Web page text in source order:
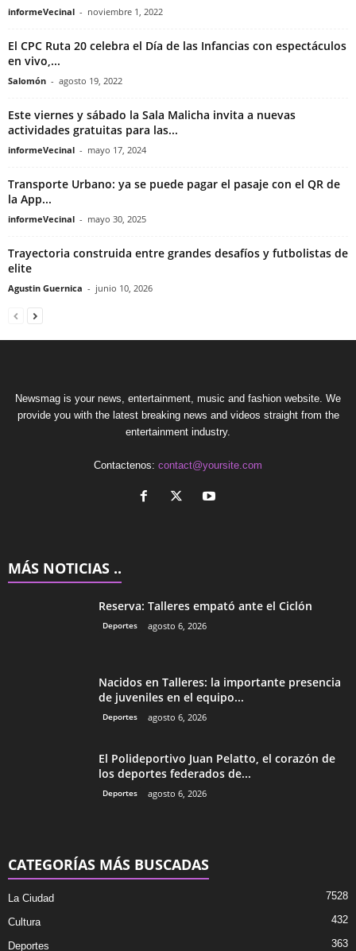
informeVecinal - noviembre 1, 2022
El CPC Ruta 20 celebra el Día de las Infancias con espectáculos
en vivo,...
Salomón - agosto 19, 2022
Este viernes y sábado la Sala Malicha invita a nuevas
actividades gratuitas para las...
informeVecinal - mayo 17, 2024
Transporte Urbano: ya se puede pagar el pasaje con el QR de
la App...
informeVecinal - mayo 30, 2025
Trayectoria construida entre grandes desafíos y futbolistas de
elite
Agustin Guernica - junio 10, 2026
Newsmag is your news, entertainment, music and fashion website. We
provide you with the latest breaking news and videos straight from the
entertainment industry.
Contactenos: contact@yoursite.com
MÁS NOTICIAS ..
Reserva: Talleres empató ante el Ciclón
Deportes agosto 6, 2026
Nacidos en Talleres: la importante presencia
de juveniles en el equipo...
Deportes agosto 6, 2026
El Polideportivo Juan Pelatto, el corazón de
los deportes federados de...
Deportes agosto 6, 2026
CATEGORÍAS MÁS BUSCADAS
La Ciudad 7528
Cultura 432
Deportes 363